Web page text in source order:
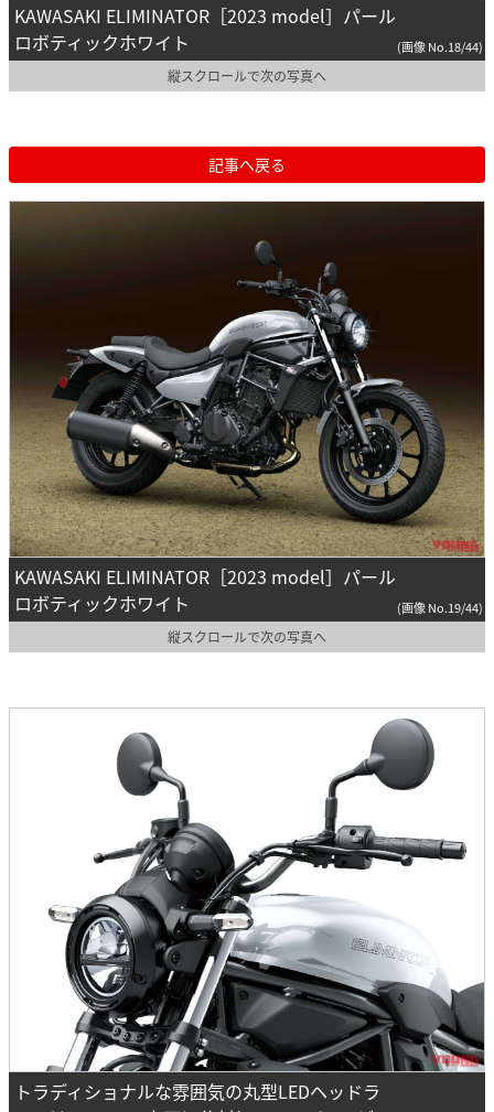
KAWASAKI ELIMINATOR［2023 model］パール
ロボティックホワイト
(画像 No.18/44)
縦スクロールで次の写真へ
記事へ戻る
KAWASAKI ELIMINATOR［2023 model］パール
ロボティックホワイト
(画像 No.19/44)
縦スクロールで次の写真へ
トラディショナルな雰囲気の丸型LEDヘッドラ